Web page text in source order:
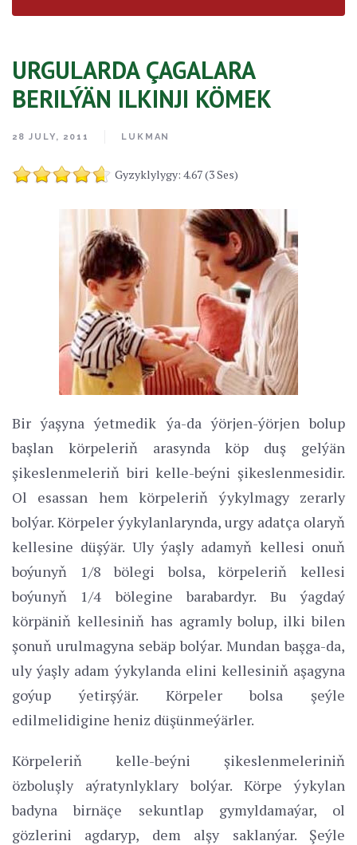
URGULARDA ÇAGALARA
BERILÝÄN ILKINJI KÖMEK
28 JULY, 2011 LUKMAN
Gyzyklylygy: 4.67 (3 Ses)
Bir ýaşyna ýetmedik ýa-da ýörjen-ýörjen bolup
başlan körpeleriň arasynda köp duş gelýän
şikeslenmeleriň biri kelle-beýni şikeslenmesidir.
Ol esassan hem körpeleriň ýykylmagy zerarly
bolýar. Körpeler ýykylanlarynda, urgy adatça olaryň
kellesine düşýär. Uly ýaşly adamyň kellesi onuň
boýunyň 1/8 bölegi bolsa, körpeleriň kellesi
boýunyň 1/4 bölegine barabardyr. Bu ýagdaý
körpäniň kellesiniň has agramly bolup, ilki bilen
şonuň urulmagyna sebäp bolýar. Mundan başga-da,
uly ýaşly adam ýykylanda elini kellesiniň aşagyna
goýup ýetirşýär. Körpeler bolsa şeýle
edilmelidigine heniz düşünmeýärler.
Körpeleriň kelle-beýni şikeslenmeleriniň
özboluşly aýratynlyklary bolýar. Körpe ýykylan
badyna birnäçe sekuntlap gymyldamaýar, ol
gözlerini agdaryp, dem alşy saklanýar. Şeýle